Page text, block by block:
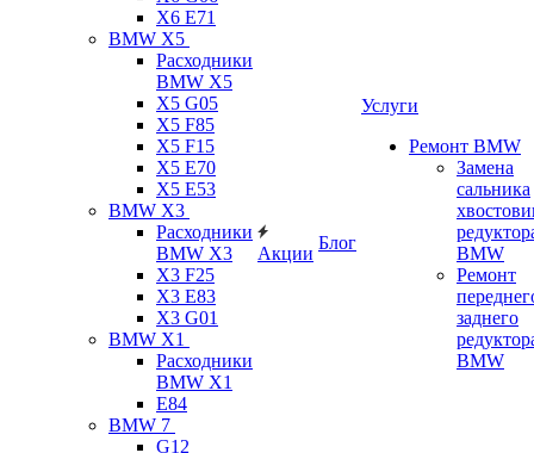
X6 E71
BMW X5
Расходники
BMW X5
X5 G05
X5 F85
X5 F15
X5 E70
X5 E53
BMW X3
Расходники
BMW X3
X3 F25
X3 E83
X3 G01
BMW X1
Расходники
BMW X1
E84
BMW 7
G12
Акции
Блог
Услуги
Ремонт BMW
Замена
сальника
BMW
Ремонт
заднего
BMW